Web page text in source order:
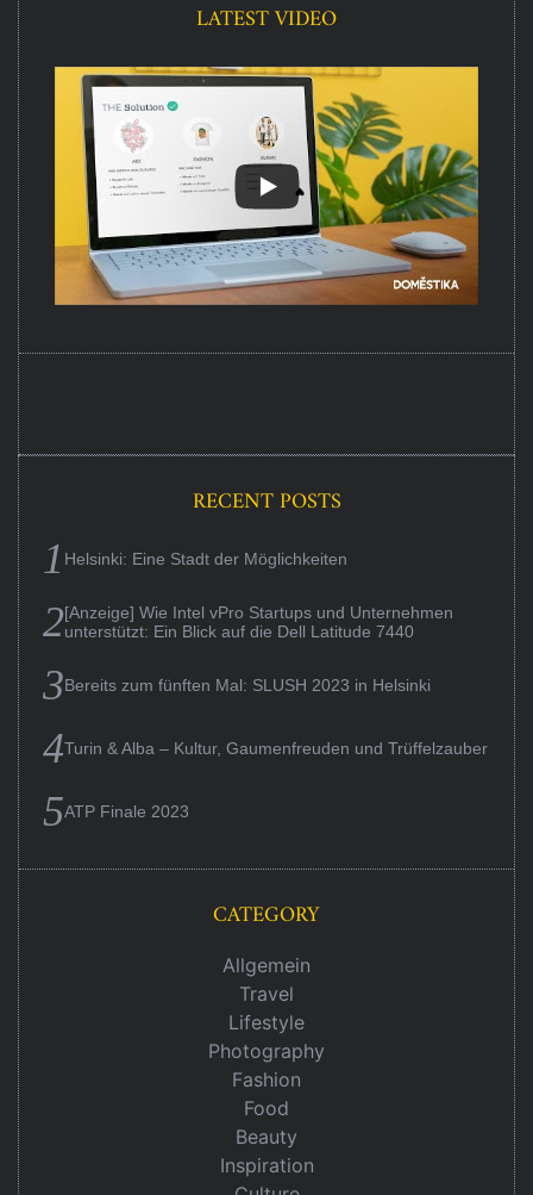
LATEST VIDEO
RECENT POSTS
Helsinki: Eine Stadt der Möglichkeiten
[Anzeige] Wie Intel vPro Startups und Unternehmen
unterstützt: Ein Blick auf die Dell Latitude 7440
Bereits zum fünften Mal: SLUSH 2023 in Helsinki
Turin & Alba – Kultur, Gaumenfreuden und Trüffelzauber
ATP Finale 2023
CATEGORY
Allgemein
Travel
Lifestyle
Photography
Fashion
Food
Beauty
Inspiration